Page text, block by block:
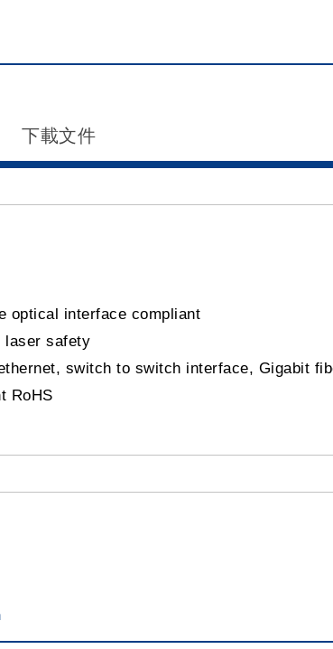
下載文件
optical interface compliant
laser safety
switch to switch interface, Gigabit
RoHS